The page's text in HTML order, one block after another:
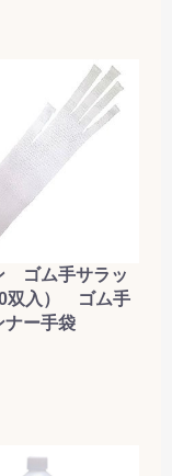
ゴム手サラッ
双入） ゴム手
ナー手袋